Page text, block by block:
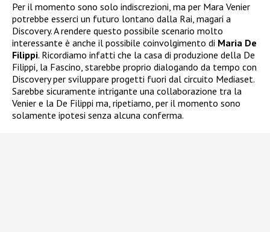
Per il momento sono solo indiscrezioni, ma per Mara Venier
potrebbe esserci un futuro lontano dalla Rai, magari a
Discovery. A rendere questo possibile scenario molto
interessante è anche il possibile coinvolgimento di Maria De
Filippi. Ricordiamo infatti che la casa di produzione della De
Filippi, la Fascino, starebbe proprio dialogando da tempo con
Discovery per sviluppare progetti fuori dal circuito Mediaset.
Sarebbe sicuramente intrigante una collaborazione tra la
Venier e la De Filippi ma, ripetiamo, per il momento sono
solamente ipotesi senza alcuna conferma.